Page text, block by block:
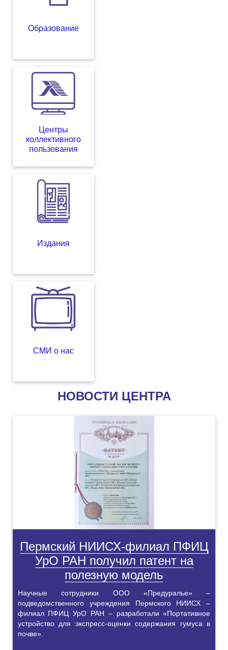
Образование
Центры
коллективного
пользования
Издания
СМИ о нас
НОВОСТИ ЦЕНТРА
Пермский НИИСХ-филиал ПФИЦ
УрО РАН получил патент на
полезную модель
Научные сотрудники ООО «Предуралье» –
подведомственного учреждения Пермского НИИСХ –
филиал ПФИЦ УрО РАН – разработали «Портативное
устройство для экспресс-оценки содержания гумуса в
почве».